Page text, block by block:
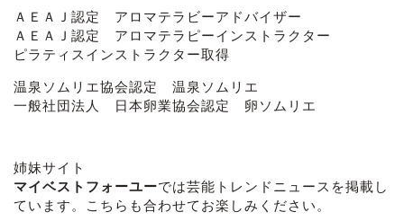
ＡＥＡＪ認定 アロマテラビーアドバイザー
ＡＥＡＪ認定 アロマテラピーインストラクター
ピラティスインストラクター取得
温泉ソムリエ協会認定 温泉ソムリエ
一般社団法人 日本卵業協会認定 卵ソムリエ
姉妹サイト
マイベストフォーユーでは芸能トレンドニュースを掲載し
ています。こちらも合わせてお楽しみください。